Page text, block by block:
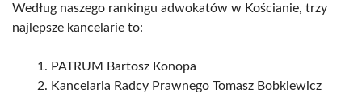
Według naszego rankingu adwokatów w Kościanie, trzy
najlepsze kancelarie to:
PATRUM Bartosz Konopa
Kancelaria Radcy Prawnego Tomasz Bobkiewicz